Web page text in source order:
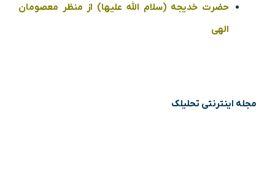
حضرت خدیجه (سلام الله علیها) از منظر معصومان
الهی
مجله اینترنتی تحلیلک